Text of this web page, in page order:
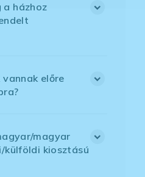
a házhoz
előre
magyar
külföldi kiosztású